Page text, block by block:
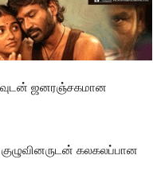
ஜனரஞ்சகமான
குழுவினருடன் கலகலப்பான